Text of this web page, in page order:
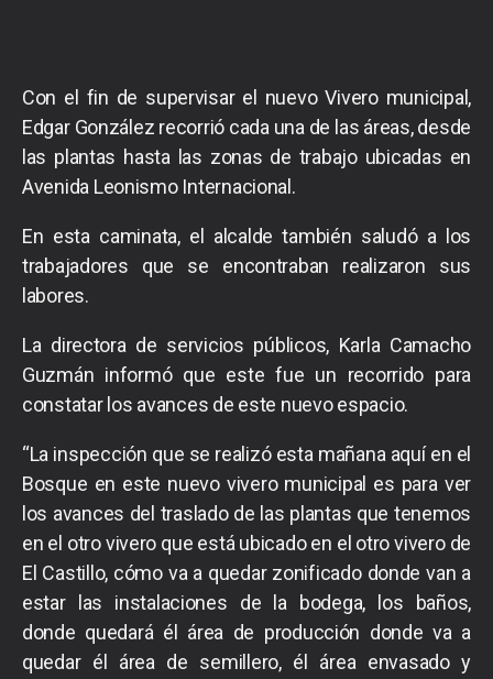
Con el fin de supervisar el nuevo Vivero municipal,
Edgar González recorrió cada una de las áreas, desde
las plantas hasta las zonas de trabajo ubicadas en
Avenida Leonismo Internacional.
En esta caminata, el alcalde también saludó a los
trabajadores que se encontraban realizaron sus
labores.
La directora de servicios públicos, Karla Camacho
Guzmán informó que este fue un recorrido para
constatar los avances de este nuevo espacio.
“La inspección que se realizó esta mañana aquí en el
Bosque en este nuevo vivero municipal es para ver
los avances del traslado de las plantas que tenemos
en el otro vivero que está ubicado en el otro vivero de
El Castillo, cómo va a quedar zonificado donde van a
estar las instalaciones de la bodega, los baños,
donde quedará él área de producción donde va a
quedar él área de semillero, él área envasado y